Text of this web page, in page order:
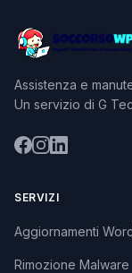
Assistenza e
Un servizio di G
SERVIZI
Aggiornamenti
Rimozione Malware